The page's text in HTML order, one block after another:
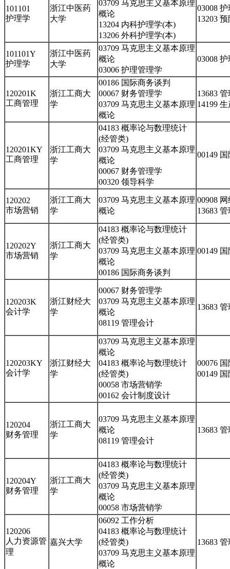
101101
护理学
浙江中医药
大学
03709 马克思主义基本原理
概论
13204 内科护理学(本)
13206 外科护理学(本)
03008
13203
101101Y
护理学
浙江中医药
大学
03709 马克思主义基本原理
概论
03006 护理管理学
03008
120201K
工商管理
浙江工商大
学
00186 国际商务谈判
00067 财务管理学
03709 马克思主义基本原理
概论
13683
14199
120201KY
工商管理
浙江工商大
学
04183 概率论与数理统计
(经管类)
03709 马克思主义基本原理
概论
00067 财务管理学
00320 领导科学
00149
120202
市场营销
浙江工商大
学
03709 马克思主义基本原理
概论
00908
13683
120202Y
市场营销
浙江工商大
学
04183 概率论与数理统计
(经管类)
03709 马克思主义基本原理
概论
00186 国际商务谈判
00149
120203K
会计学
浙江财经大
学
00067 财务管理学
03709 马克思主义基本原理
概论
08119 管理会计
13683
120203KY
会计学
浙江财经大
学
03709 马克思主义基本原理
概论
04183 概率论与数理统计
(经管类)
00058 市场营销学
00162 会计制度设计
00076
00149
120204
财务管理
浙江工商大
学
03709 马克思主义基本原理
概论
08119 管理会计
13683
120204Y
财务管理
浙江工商大
学
04183 概率论与数理统计
(经管类)
03709 马克思主义基本原理
概论
00058 市场营销学
120206
人力资源管
理
嘉兴大学
06092 工作分析
04183 概率论与数理统计
(经管类)
03709 马克思主义基本原理
概论
13683